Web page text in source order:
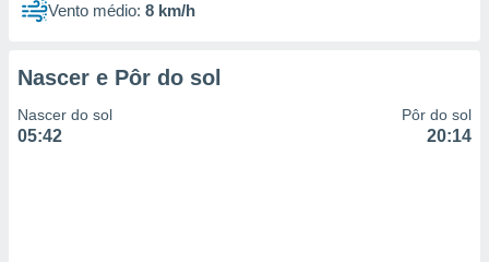
Vento médio: 8 km/h
Nascer e Pôr do sol
Nascer do sol
05:42
Pôr do sol
20:14